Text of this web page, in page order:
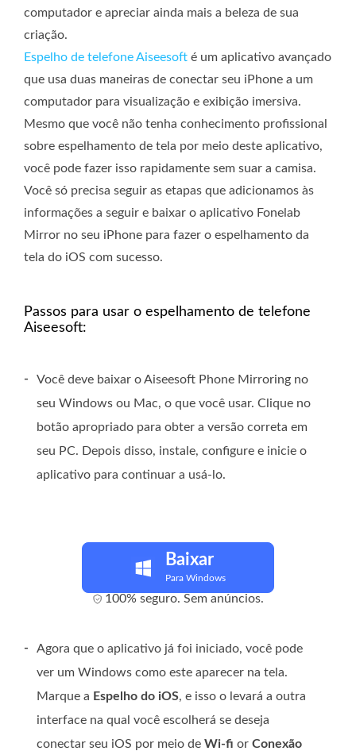
computador e apreciar ainda mais a beleza de sua
criação.
Espelho de telefone Aiseesoft é um aplicativo avançado
que usa duas maneiras de conectar seu iPhone a um
computador para visualização e exibição imersiva.
Mesmo que você não tenha conhecimento profissional
sobre espelhamento de tela por meio deste aplicativo,
você pode fazer isso rapidamente sem suar a camisa.
Você só precisa seguir as etapas que adicionamos às
informações a seguir e baixar o aplicativo Fonelab
Mirror no seu iPhone para fazer o espelhamento da
tela do iOS com sucesso.
Passos para usar o espelhamento de telefone
Aiseesoft:
-
Você deve baixar o Aiseesoft Phone Mirroring no
seu Windows ou Mac, o que você usar. Clique no
botão apropriado para obter a versão correta em
seu PC. Depois disso, instale, configure e inicie o
aplicativo para continuar a usá-lo.
Baixar
Para Windows
100% seguro. Sem anúncios.
-
Agora que o aplicativo já foi iniciado, você pode
ver um Windows como este aparecer na tela.
Marque a Espelho do iOS, e isso o levará a outra
interface na qual você escolherá se deseja
conectar seu iOS por meio de Wi-fi or Conexão